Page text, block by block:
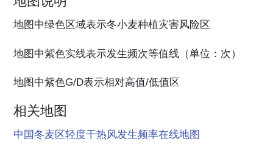
地图中绿色区域表示冬小麦种植灾害风险区
地图中紫色实线表示发生频次等值线（单位：次）
地图中紫色G/D表示相对高值/低值区
相关地图
中国冬麦区轻度干热风发生频率在线地图